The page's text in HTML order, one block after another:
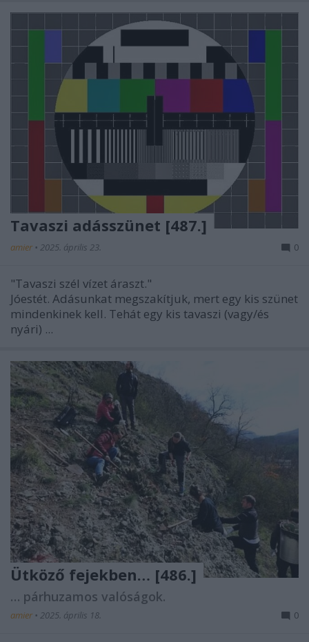
Tavaszi adásszünet [487.]
amier • 2025. április 23. 0
"Tavaszi szél vízet áraszt."
Jóestét. Adásunkat megszakítjuk, mert egy kis szünet
mindenkinek kell. Tehát egy kis tavaszi (vagy/és
nyári) ...
Ütköző fejekben… [486.]
… párhuzamos valóságok.
amier • 2025. április 18. 0